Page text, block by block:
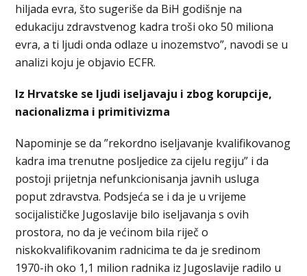
hiljada evra, što sugeriše da BiH godišnje na
edukaciju zdravstvenog kadra troši oko 50 miliona
evra, a ti ljudi onda odlaze u inozemstvo”, navodi se u
analizi koju je objavio ECFR.
Iz Hrvatske se ljudi iseljavaju i zbog korupcije,
nacionalizma i primitivizma
Napominje se da ”rekordno iseljavanje kvalifikovanog
kadra ima trenutne posljedice za cijelu regiju” i da
postoji prijetnja nefunkcionisanja javnih usluga
poput zdravstva. Podsjeća se i da je u vrijeme
socijalističke Jugoslavije bilo iseljavanja s ovih
prostora, no da je većinom bila riječ o
niskokvalifikovanim radnicima te da je sredinom
1970-ih oko 1,1 milion radnika iz Jugoslavije radilo u